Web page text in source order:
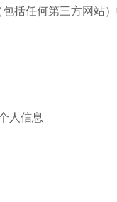
括任何第三方网站
人信息